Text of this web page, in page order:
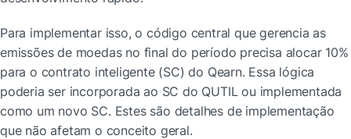
Para implementar isso, o código central que gerencia as
emissões de moedas no final do período precisa alocar 10%
para o contrato inteligente (SC) do Qearn. Essa lógica
poderia ser incorporada ao SC do QUTIL ou implementada
como um novo SC. Estes são detalhes de implementação
que não afetam o conceito geral.